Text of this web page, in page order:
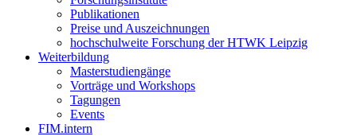
Publikationen
Preise und Auszeichnungen
hochschulweite Forschung der HTWK Leipzig
Weiterbildung
Masterstudiengänge
Vorträge und Workshops
Tagungen
Events
FIM.intern